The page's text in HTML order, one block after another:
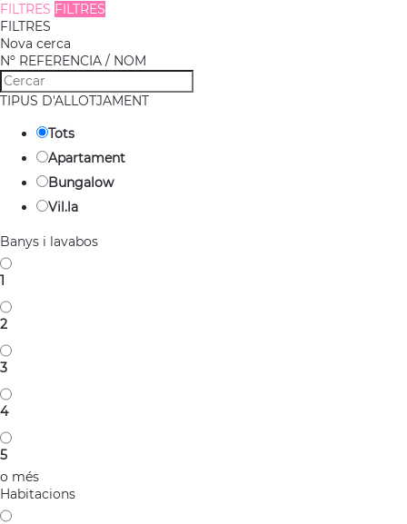
FILTRES FILTRES
FILTRES
Nova cerca
Nº REFERENCIA / NOM
TIPUS D'ALLOTJAMENT
Tots
Apartament
Bungalow
Vil.la
Banys i lavabos
1
2
3
4
5
o més
Habitacions